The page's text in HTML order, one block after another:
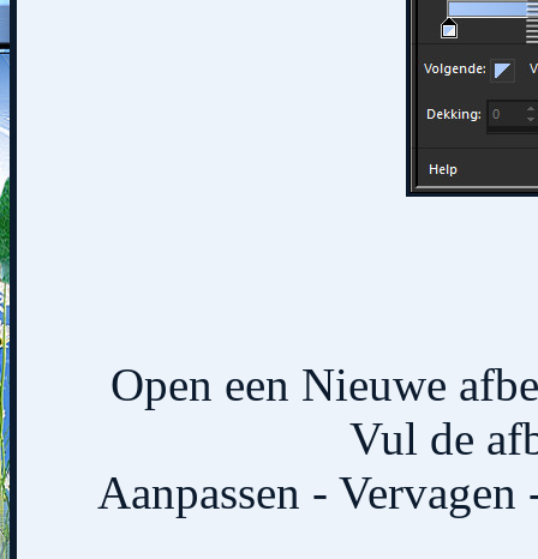
Open een Nieuwe
Vul de
Aanpassen -